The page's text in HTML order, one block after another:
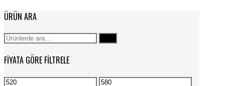
ÜRÜN ARA
Ara:
FIYATA GÖRE FILTRELE
En
En